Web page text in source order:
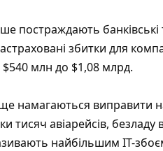
постраждають банківські
збитки для
$540 млн до $1,08 млрд.
ще намагаються виправити
тисяч авіарейсів, безладу
найбільшим ІТ-збоєм